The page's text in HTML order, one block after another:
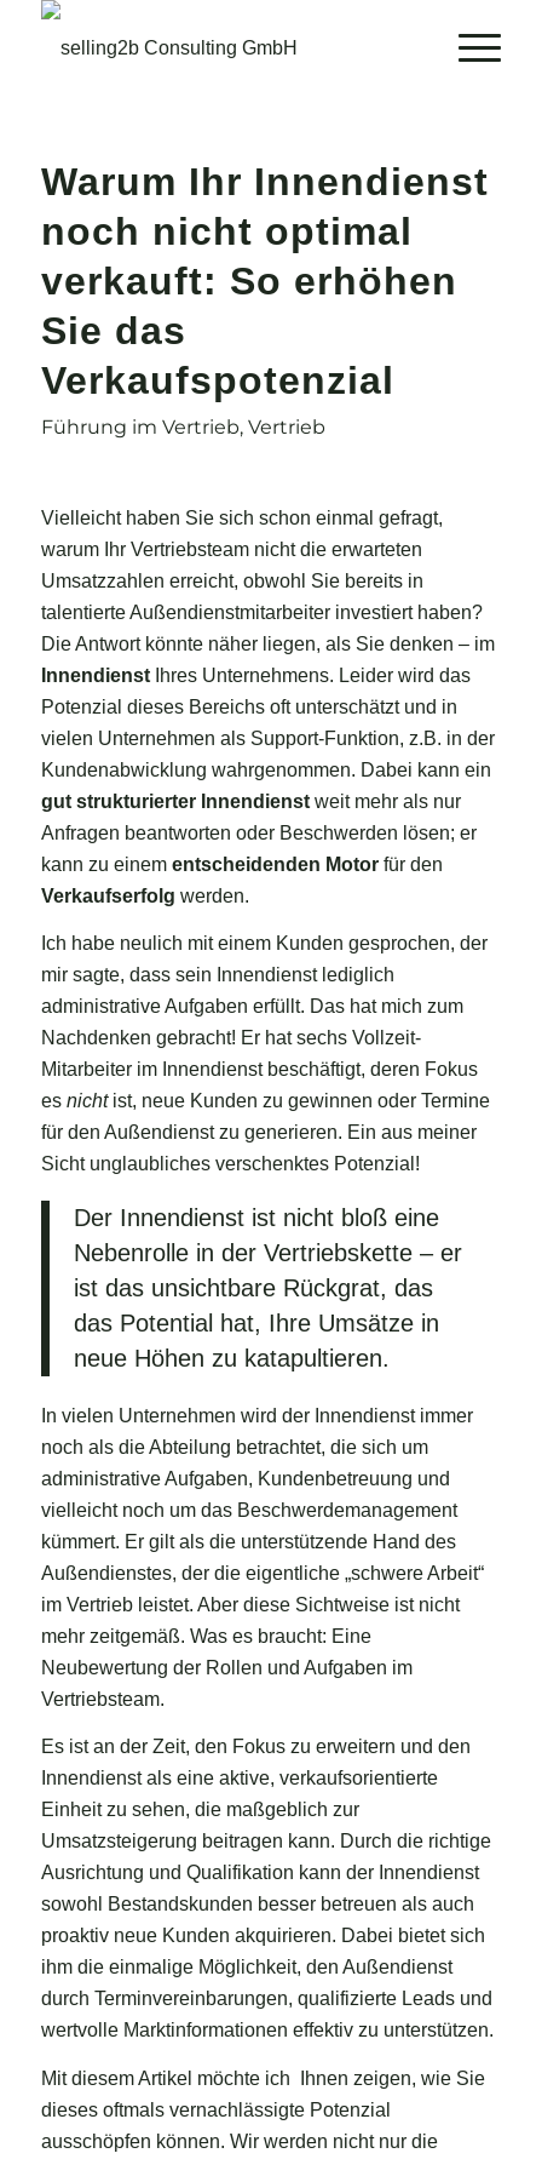
Warum Ihr Innendienst
noch nicht optimal
verkauft: So erhöhen
Sie das
Verkaufspotenzial
Führung im Vertrieb, Vertrieb
Vielleicht haben Sie sich schon einmal gefragt,
warum Ihr Vertriebsteam nicht die erwarteten
Umsatzzahlen erreicht, obwohl Sie bereits in
talentierte Außendienstmitarbeiter investiert haben?
Die Antwort könnte näher liegen, als Sie denken – im
InnendienstIhres Unternehmens. Leider wird das
Potenzial dieses Bereichs oft unterschätzt und in
vielen Unternehmen als Support-Funktion, z.B. in der
Kundenabwicklung wahrgenommen. Dabei kann ein
gut strukturierter Innendienstweit mehr als nur
Anfragen beantworten oder Beschwerden lösen; er
kann zu einem entscheidenden Motorfür den
Verkaufserfolg werden.
Ich habe neulich mit einem Kunden gesprochen, der
mir sagte, dass sein Innendienst lediglich
administrative Aufgaben erfüllt. Das hat mich zum
Nachdenken gebracht! Er hat sechs Vollzeit-
Mitarbeiter im Innendienst beschäftigt, deren Fokus
es nichtist, neue Kunden zu gewinnen oder Termine
für den Außendienst zu generieren. Ein aus meiner
Sicht unglaubliches verschenktes Potenzial!
Der Innendienst ist nicht bloß eine
Nebenrolle in der Vertriebskette – er
ist das unsichtbare Rückgrat, das
das Potential hat, Ihre Umsätze in
neue Höhen zu katapultieren.
In vielen Unternehmen wird der Innendienst immer
noch als die Abteilung betrachtet, die sich um
administrative Aufgaben, Kundenbetreuung und
vielleicht noch um das Beschwerdemanagement
kümmert. Er gilt als die unterstützende Hand des
Außendienstes, der die eigentliche „schwere Arbeit“
im Vertrieb leistet. Aber diese Sichtweise ist nicht
mehr zeitgemäß. Was es braucht: Eine
Neubewertung der Rollen und Aufgaben im
Vertriebsteam.
Es ist an der Zeit, den Fokus zu erweitern und den
Innendienst als eine aktive, verkaufsorientierte
Einheit zu sehen, die maßgeblich zur
Umsatzsteigerung beitragen kann. Durch die richtige
Ausrichtung und Qualifikation kann der Innendienst
sowohl Bestandskunden besser betreuen als auch
proaktiv neue Kunden akquirieren. Dabei bietet sich
ihm die einmalige Möglichkeit, den Außendienst
durch Terminvereinbarungen, qualifizierte Leads und
wertvolle Marktinformationen effektiv zu unterstützen.
Mit diesem Artikel möchte ich Ihnen zeigen, wie Sie
dieses oftmals vernachlässigte Potenzial
ausschöpfen können. Wir werden nicht nur die